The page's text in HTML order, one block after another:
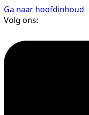
Ga naar hoofdinhoud
Volg ons: